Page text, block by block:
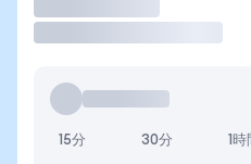
15分 30分 1時